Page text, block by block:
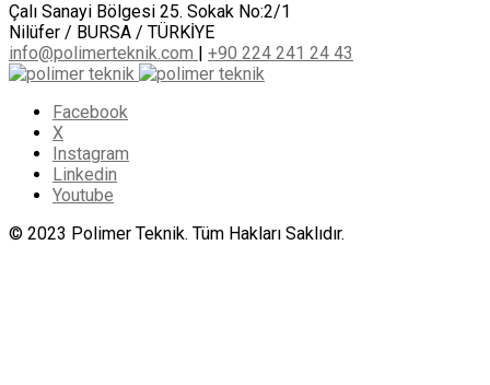
Çalı Sanayi Bölgesi 25. Sokak No:2/1
Nilüfer / BURSA / TÜRKİYE
info@polimerteknik.com
+90 224 241 24 43
Facebook
X
Instagram
Linkedin
Youtube
© 2023 Polimer Teknik. Tüm Hakları Saklıdır.